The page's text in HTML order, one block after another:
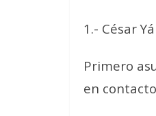
1.- César
Primero
en